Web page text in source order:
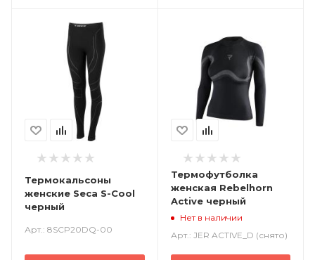
Термокальсоны
женские Seca S-Cool
черный
Арт.: 8SCP20DQ-00
Термофутболка
женская Rebelhorn
Active черный
Нет в наличии
Арт.: JER ACTIVE_D (снято)